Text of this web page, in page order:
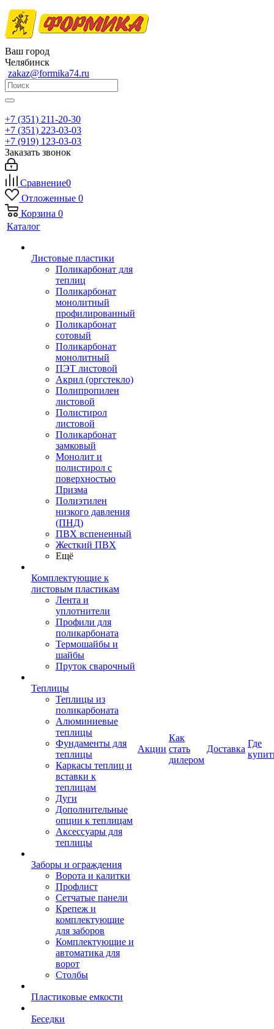
Ваш город
Челябинск
zakaz@formika74.ru
+7 (351) 211-20-30
+7 (351) 223-03-03
+7 (919) 123-03-03
Заказать звонок
Сравнение0
Отложенные 0
Корзина 0
Каталог
Листовые пластики
Поликарбонат для
теплиц
Поликарбонат
монолитный
профилированный
Поликарбонат
сотовый
Поликарбонат
монолитный
ПЭТ листовой
Акрил (оргстекло)
Полипропилен
листовой
Полистирол
листовой
Поликарбонат
замковый
Монолит и
полистирол с
поверхностью
Призма
Полиэтилен
низкого давления
(ПНД)
ПВХ вспененный
Жесткий ПВХ
Ещё
Комплектующие к
листовым пластикам
Лента и
уплотнители
Профили для
поликарбоната
Термошайбы и
шайбы
Пруток сварочный
Теплицы
Теплицы из
поликарбоната
Алюминиевые
теплицы
Фундаменты для
теплицы
Каркасы теплиц и
вставки к
теплицам
Дуги
Дополнительные
опции к теплицам
Аксессуары для
теплицы
Заборы и ограждения
Ворота и калитки
Профлист
Сетчатые панели
Крепеж и
комплектующие
для заборов
Комплектующие и
автоматика для
ворот
Столбы
Пластиковые емкости
Беседки
Акции
Как
стать
дилером
Доставка
Где